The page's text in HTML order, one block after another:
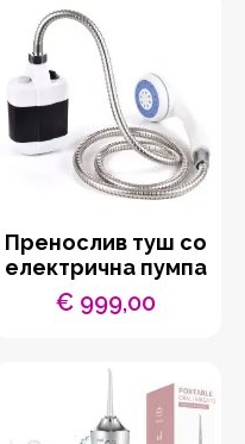
Пренослив туш со
електрична пумпа
€ 999,00